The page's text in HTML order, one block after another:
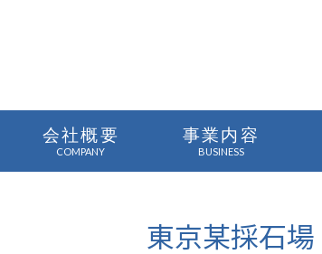
会社概要
COMPANY
事業内容
BUSINESS
東京某採石場